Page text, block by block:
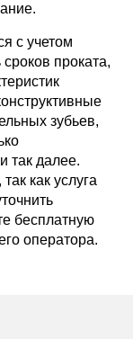
с учетом
проката,
зубьев,
так далее.
как услуга
бесплатную
оператора.